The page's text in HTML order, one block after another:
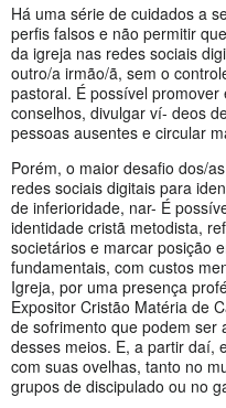
Há uma série de cuidados a
perfis falsos e não permitir
da igreja nas redes sociais
outro/a irmão/ã, sem o
pastoral. É possível
conselhos, divulgar ví- deos
pessoas ausentes e circular
Porém, o maior desafio dos/
redes sociais digitais para
de inferioridade, nar- É
identidade cristã metodista,
societários e marcar posição
fundamentais, com custos
Igreja, por uma presença
Expositor Cristão Matéria de
de sofrimento que podem ser
desses meios. E, a partir daí,
com suas ovelhas, tanto no
grupos de discipulado ou no